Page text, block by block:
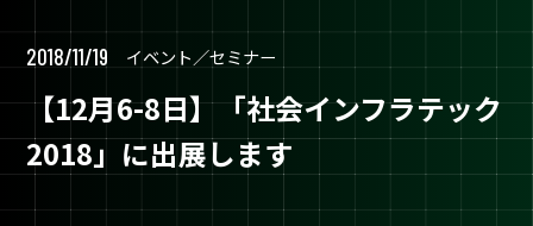
2018/11/19 イベント／セミナー
【12月6-8日】「社会インフラテック
2018」に出展します